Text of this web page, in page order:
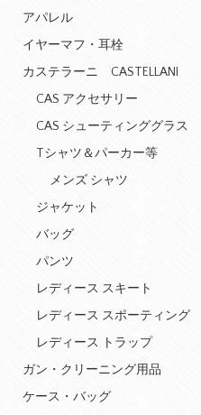
アパレル
イヤーマフ・耳栓
カステラーニ CASTELLANI
CAS アクセサリー
CAS シューティンググラス
Tシャツ＆パーカー等
メンズ シャツ
ジャケット
バッグ
パンツ
レディース スキート
レディース スポーティング
レディース トラップ
ガン・クリーニング用品
ケース・バッグ